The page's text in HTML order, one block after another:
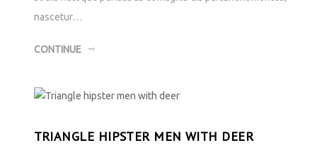
nascetur…
CONTINUE
TRIANGLE HIPSTER MEN WITH DEER